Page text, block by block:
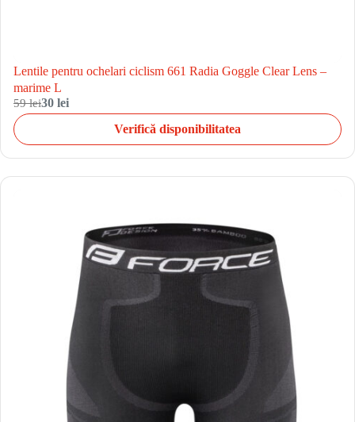
Lentile pentru ochelari ciclism 661 Radia Goggle Clear Lens –
marime L
59 lei30 lei
Verifică disponibilitatea